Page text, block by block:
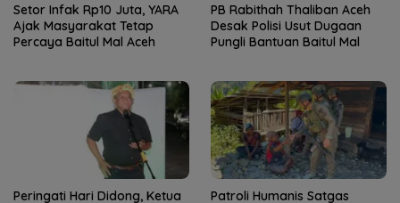
Setor Infak Rp10 Juta, YARA
Ajak Masyarakat Tetap
Percaya Baitul Mal Aceh
PB Rabithah Thaliban Aceh
Desak Polisi Usut Dugaan
Pungli Bantuan Baitul Mal
Peringati Hari Didong, Ketua
Patroli Humanis Satgas